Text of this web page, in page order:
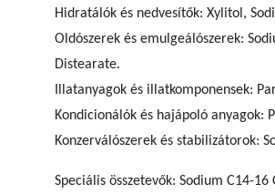
Hidratálók és nedvesítők: Xylitol,
Oldószerek és emulgeálószerek:
Distearate.
Illatanyagok és illatkomponensek:
Kondicionálók és hajápoló
Konzerválószerek és stabilizátorok:
Speciális összetevők: Sodium C14-